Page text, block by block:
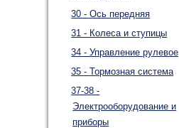
30 - Ось передняя
31 - Колеса и ступицы
34 - Управление рулевое
35 - Тормозная система
37-38 -
Электрооборудование и
приборы